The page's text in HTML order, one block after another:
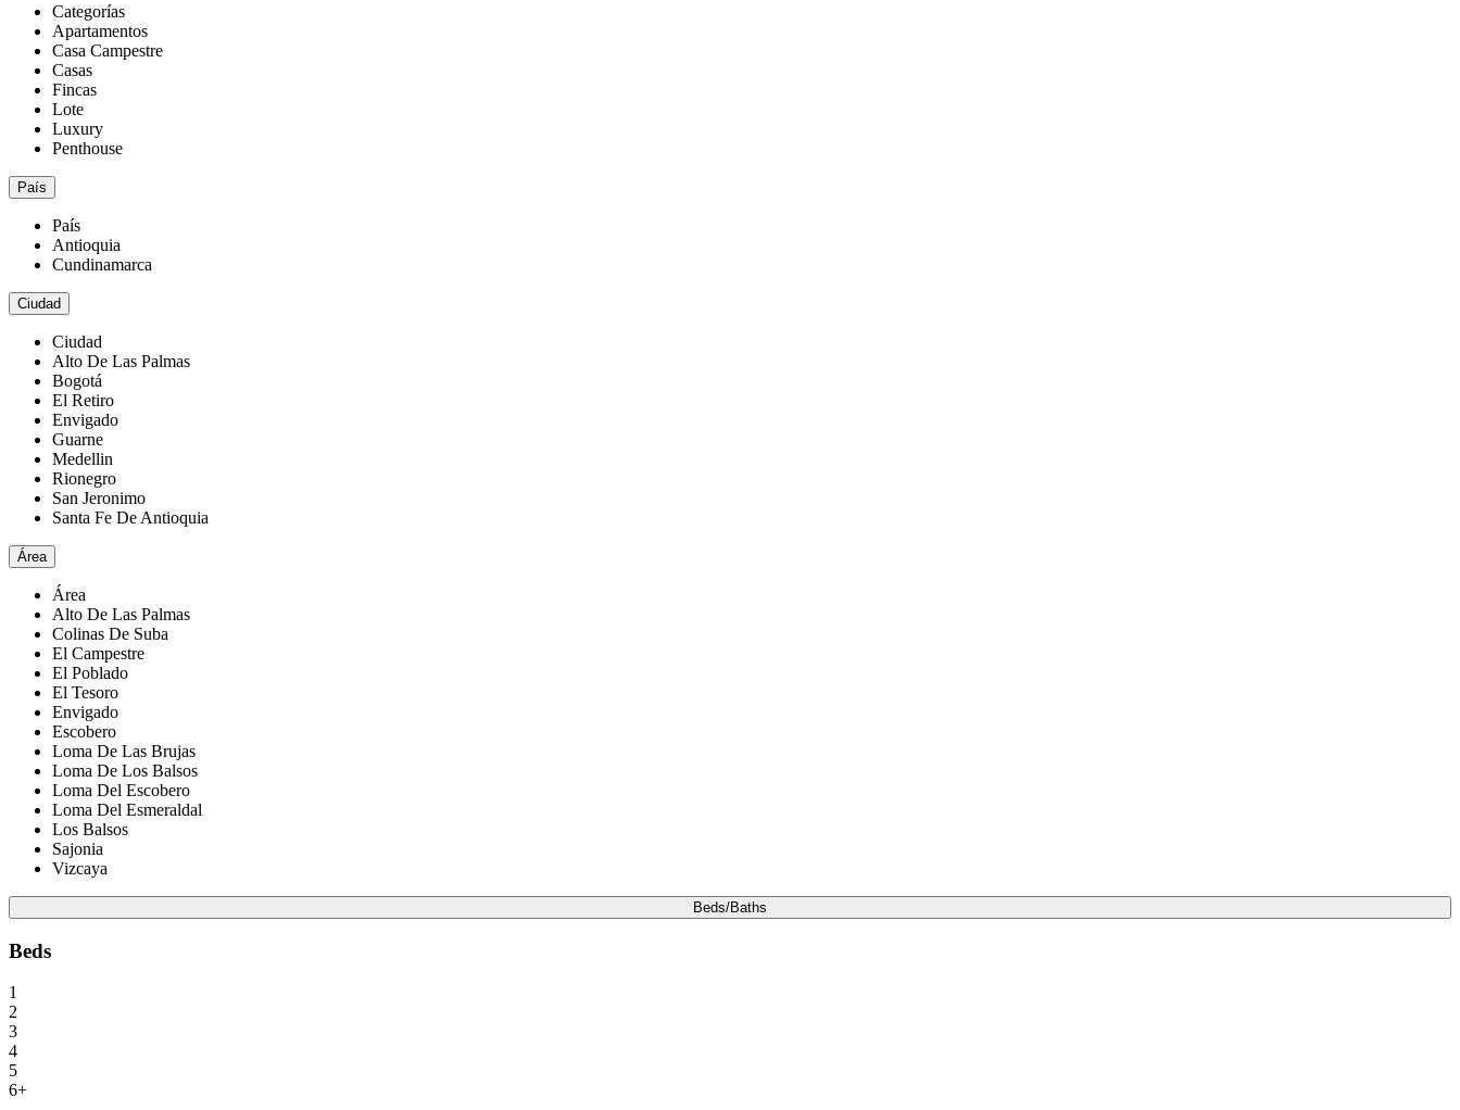
Categorías
Apartamentos
Casa Campestre
Casas
Fincas
Lote
Luxury
Penthouse
País
País
Antioquia
Cundinamarca
Ciudad
Ciudad
Alto De Las Palmas
Bogotá
El Retiro
Envigado
Guarne
Medellin
Rionegro
San Jeronimo
Santa Fe De Antioquia
Área
Área
Alto De Las Palmas
Colinas De Suba
El Campestre
El Poblado
El Tesoro
Envigado
Escobero
Loma De Las Brujas
Loma De Los Balsos
Loma Del Escobero
Loma Del Esmeraldal
Los Balsos
Sajonia
Vizcaya
Beds/Baths
Beds
1
2
3
4
5
6+